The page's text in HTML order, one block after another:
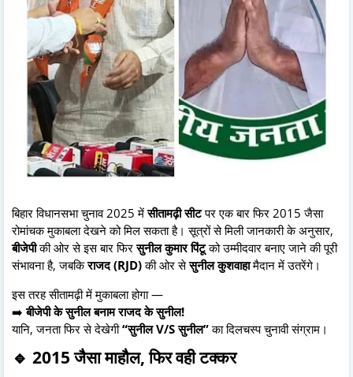
बिहार विधानसभा चुनाव 2025 मेंसीतामढ़ी सीटपर एक बार फिर 2015 जैसा
रोमांचक मुकाबला देखने को मिल सकता है। सूत्रों से मिली जानकारी के अनुसार,
बीजेपीकी ओर से इस बार फिरसुनील कुमार पिंटूको उम्मीदवार बनाए जाने की पूरी
संभावना है, जबकिराजद (RJD)की ओर सेसुनील कुशवाहामैदान में उतरेंगे।
इस तरह सीतामढ़ी में मुकाबला होगा —
➡️बीजेपी के सुनील बनाम राजद के सुनील!
यानि, जनता फिर से देखेगी“सुनील V/S सुनील”का दिलचस्प चुनावी संग्राम।
🔹 2015 जैसा माहौल, फिर वही टक्कर